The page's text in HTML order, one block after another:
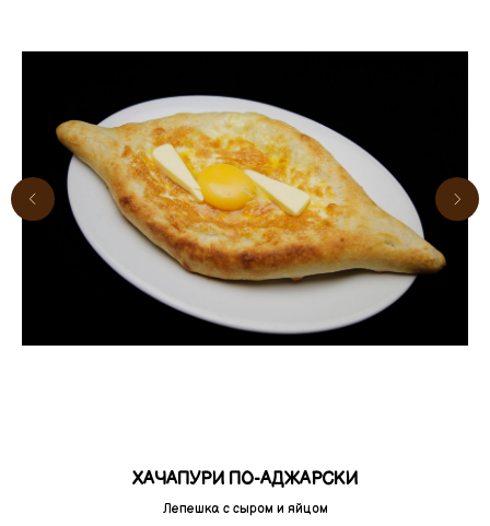
ХАЧАПУРИ ПО-АДЖАРСКИ
Лепешка с сыром и яйцом